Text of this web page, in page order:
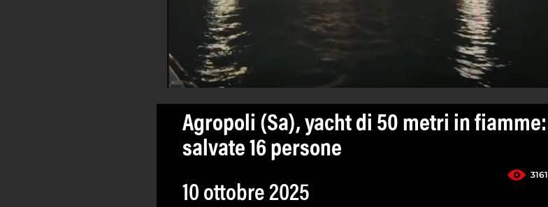
Agropoli (Sa), yacht di 50 metri in fiamme:
salvate 16 persone
3161
10 ottobre 2025